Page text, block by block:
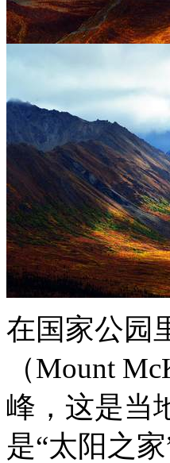
在国家公园
（Mount
峰，这是当
是“太阳之